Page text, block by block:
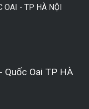
OAI - TP HÀ NỘI
Quốc Oai TP HÀ